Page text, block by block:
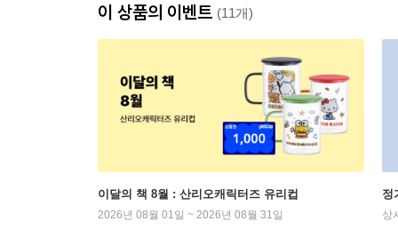
이 상품의 이벤트 (11개)
이달의 책 8월 : 산리오캐릭터즈 유리컵
2026년 08월 01일 ~ 2026년 08월 31일
정
상